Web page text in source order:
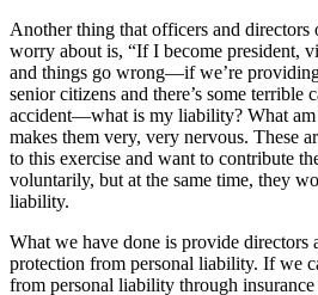
Another thing that officers and
worry about is, “If I become president,
and things go wrong—if we’re
senior citizens and there’s some terrible
accident—what is my liability? What am
makes them very, very nervous. These
to this exercise and want to contribute
voluntarily, but at the same time, they
liability.
What we have done is provide directors
protection from personal liability. If we
from personal liability through insurance